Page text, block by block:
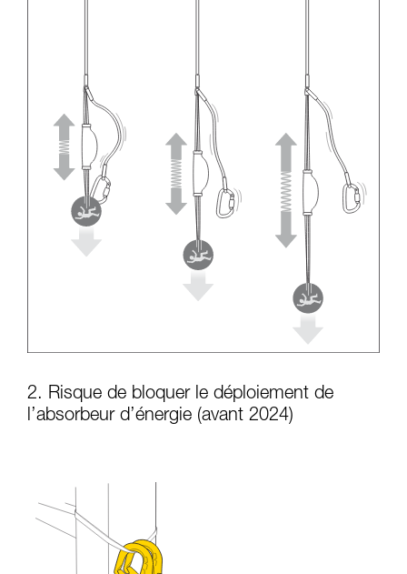
2. Risque de bloquer le déploiement de
l’absorbeur d’énergie (avant 2024)